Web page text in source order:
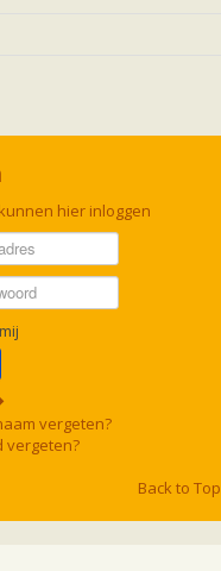
hier inloggen
vergeten?
vergeten?
Back to Top